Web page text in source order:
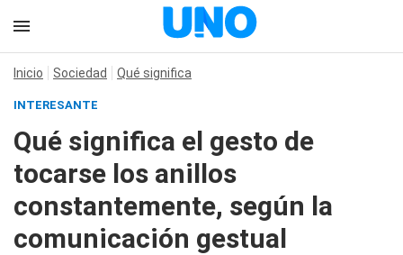
Inicio Sociedad Qué significa
INTERESANTE
Qué significa el gesto de
tocarse los anillos
constantemente, según la
comunicación gestual